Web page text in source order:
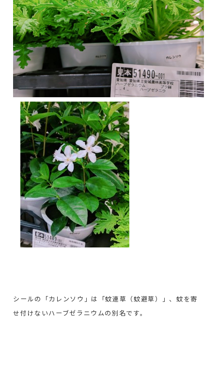
シールの「カレンソウ」は「蚊連草（蚊避草）」、蚊を寄
せ付けないハーブゼラニウムの別名です。